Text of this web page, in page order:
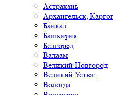
Астрахань
Архангельск,
Байкал
Башкирия
Белгород
Валаам
Великий Новгород
Великий Устюг
Вологда